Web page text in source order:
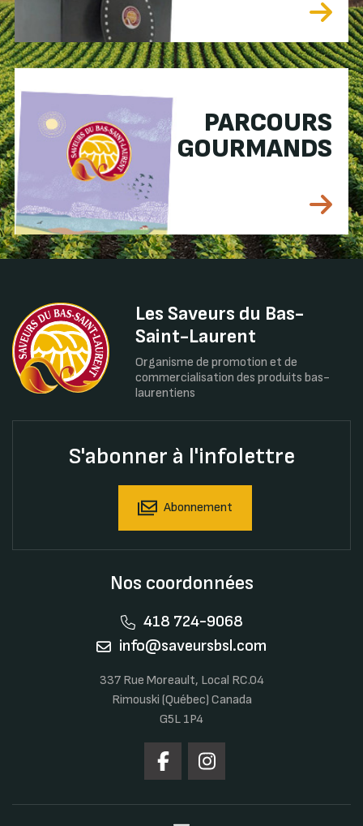
PARCOURS
GOURMANDS
Les Saveurs du Bas-
Saint-Laurent
Organisme de promotion et de
commercialisation des produits bas-
laurentiens
S'abonner à l'infolettre
Abonnement
Nos coordonnées
418 724-9068
info@saveursbsl.com
337 Rue Moreault, Local RC.04
Rimouski (Québec) Canada
G5L 1P4